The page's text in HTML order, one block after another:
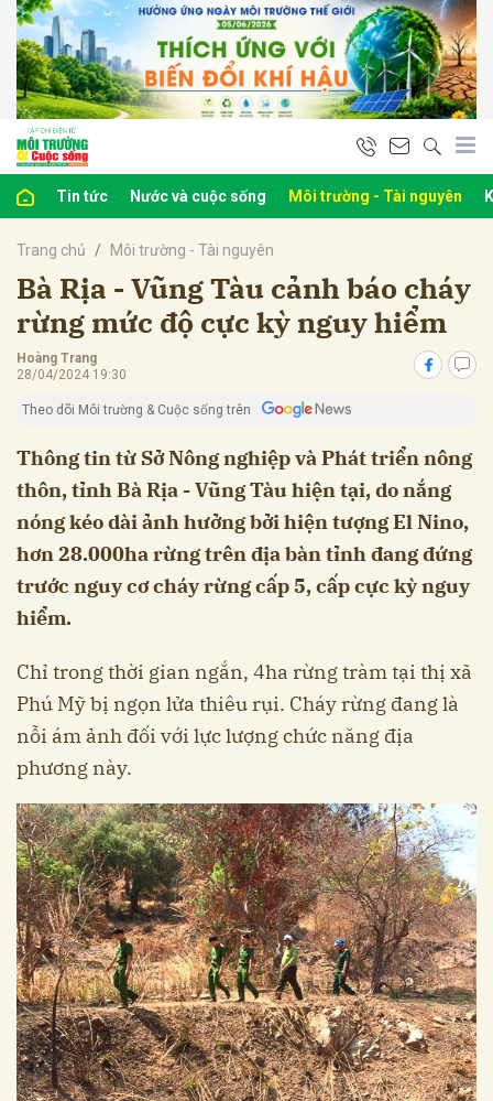
Tin tức Nước và cuộc sống Môi trường - Tài nguyên
Trang chủ Môi trường - Tài nguyên
Bà Rịa - Vũng Tàu cảnh báo cháy
rừng mức độ cực kỳ nguy hiểm
Hoàng Trang
28/04/2024 19:30
Theo dõi Môi trường & Cuộc sống trên
Thông tin từ Sở Nông nghiệp và Phát triển nông
thôn, tỉnh Bà Rịa - Vũng Tàu hiện tại, do nắng
nóng kéo dài ảnh hưởng bởi hiện tượng El Nino,
hơn 28.000ha rừng trên địa bàn tỉnh đang đứng
trước nguy cơ cháy rừng cấp 5, cấp cực kỳ nguy
hiểm.
Chỉ trong thời gian ngắn, 4ha rừng tràm tại thị xã
Phú Mỹ bị ngọn lửa thiêu rụi. Cháy rừng đang là
nỗi ám ảnh đối với lực lượng chức năng địa
phương này.
luận